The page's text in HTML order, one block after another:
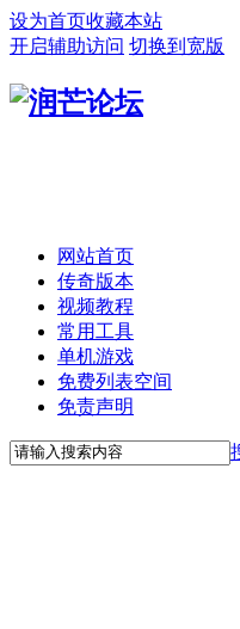
设为首页收藏本站
开启辅助访问 切换到宽版
网站首页
传奇版本
视频教程
常用工具
单机游戏
免费列表空间
免责声明